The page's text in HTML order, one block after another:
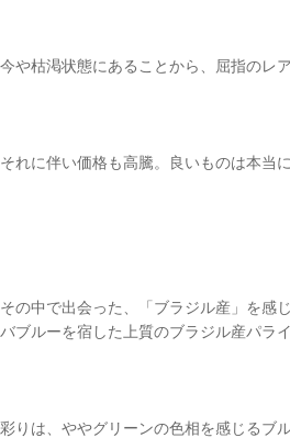
今や枯渇状態にあることから、屈指のレ
それに伴い価格も高騰。良いものは本当
その中で出会った、「ブラジル産」を感
バブルーを宿した上質のブラジル産パラ
彩りは、ややグリーンの色相を感じるブ